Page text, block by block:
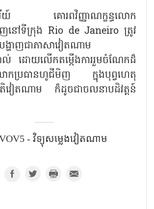
ាវរីយ៍ គោរពវិញ្ញាណក្ខន្ធលោក
នៅទីក្រុង Rio de Janeiro ត្រូវ
ង្ហាញជាភាសាវៀតណាម
ល់ ដោយលើកតម្កើងការរួមចំណែកដ៏
ោកប្រធានហូជីមិញ ក្នុងបុព្វហេតុ
តិវៀតណាម ក៏ដូចជាចលនាបដិវត្តន៍
- វិទ្យុសម្លេងវៀតណាម